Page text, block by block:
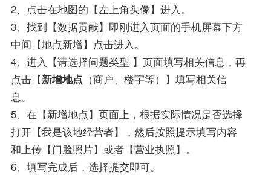
2、点击在地图的【左上角头像】进入。
3、找到【数据贡献】即刚进入页面的手机屏幕下方
中间【地点新增】点击进入。
4、进入【请选择问题类型 】页面填写相关信息，再
点击【新增地点 （商户、楼宇等）】填写相关信
息。
5、在【新增地点】页面上，根据实际情况是否选择
打开【我是该地经营者】，然后按照提示填写内容
和上传【门脸照片】或者【营业执照】。
6、填写完成后，选择提交即可。